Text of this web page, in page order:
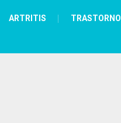
ARTRITIS TRASTORNO